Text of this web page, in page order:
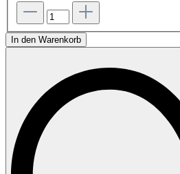
In den Warenkorb